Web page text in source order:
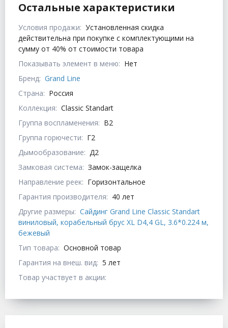
Остальные характеристики
Условия продажи: Установленная скидка
действительна при покупке с комплектующими на
сумму от 40% от стоимости товара
Показывать элемент в меню: Нет
Бренд: Grand Line
Страна: Россия
Коллекция: Classic Standart
Группа воспламенения: В2
Группа горючести: Г2
Дымообразование: Д2
Замковая система: Замок-защелка
Направление реек: Горизонтальное
Гарантия производителя: 40 лет
Другие размеры: Сайдинг Grand Line Classic Standart
виниловый, корабельный брус XL D4,4 GL, 3.6*0.224 м,
бежевый
Тип товара: Основной товар
Гарантия на внеш. вид: 5 лет
Товар участвует в акции: